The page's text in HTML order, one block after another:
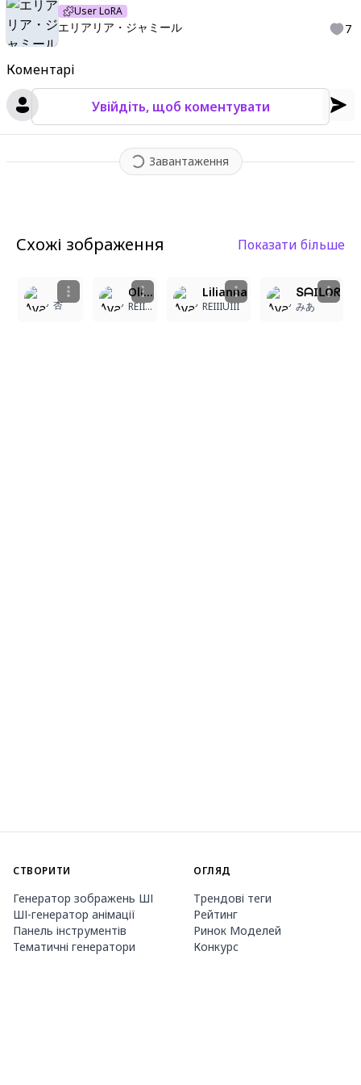
Коментарі
Увійдіть, щоб коментувати
Завантаження
User LoRA
エリアリア・ジャミール 7
Схожі зображення Показати більше
杏
Olivia
REIIIUIII
Lilianna
REIIIUIII
ՏᗩIᒪOᖇ
みあ
СТВОРИТИ
Генератор зображень ШІ
ШІ-генератор анімації
Панель інструментів
Тематичні генератори
ОГЛЯД
Трендові теги
Рейтинг
Ринок Моделей
Конкурс